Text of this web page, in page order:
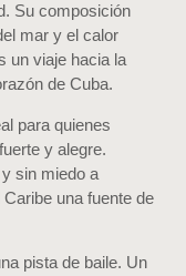
Su composición
mar y el calor
un viaje hacia la
de Cuba.
para quienes
y alegre.
sin miedo a
una fuente de
pista de baile. Un